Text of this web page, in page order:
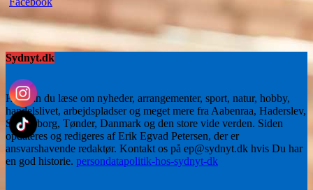
Sydnyt.dk
Her kan du læse om nyheder, arrangementer, sport, natur, hobby,
handelslivet, arbejdspladser og meget mere fra Aabenraa, Haderslev,
Sønderborg, Tønder, Danmark og den store vide verden. Siden
opdateres og redigeres af Erik Egvad Petersen, der er
ansvarshavende redaktør. Kontakt os på ep@sydnyt.dk hvis Du har
en god historie. persondatapolitik-hos-sydnyt-dk